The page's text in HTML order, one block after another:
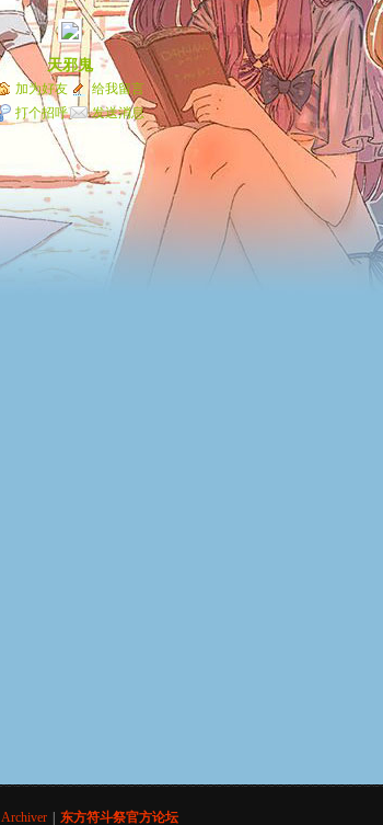
天邪鬼
加为好友
给我留言
打个招呼
发送消息
Archiver 东方符斗祭官方论坛